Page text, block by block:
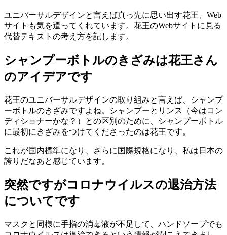
ユニバーサルデザインと言えば真っ先に思い出す花王、Web
サイトも気を遣ってくれています。花王のWebサイトに見る
代替テキストの考え方を記します。
シャンプーボトルのきざみは花王さん
のアイデアです
花王のユニバーサルデザインの取り組みと言えば、シャンプ
ーボトルのきざみですよね。シャンプーとリンス（今はコン
ディショナーかな？）との区別のために、シャンプーボトル
に最初にきざみをつけてくださったのは花王です。
これが国内標準になり、さらに国際規格になり、私は日本の
誇りだなあと感じています。
突然ですがコロナウイルスの退治方法
についてです
マスクと同様に手指の消毒液が不足して、ハンドソープでも